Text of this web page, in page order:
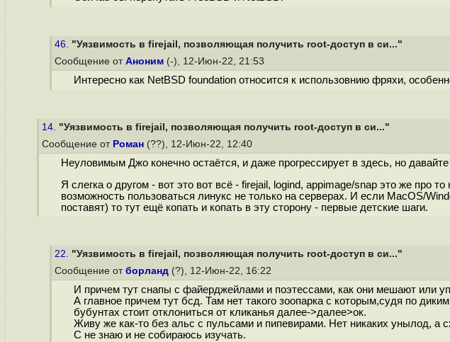
46. "Уязвимость в firejail, позволяющая получить root-доступ в си..."
Сообщение от Аноним (-), 12-Июн-22, 21:53
Интересно как NetBSD foundation относится к использовнию фряхи,
14. "Уязвимость в firejail, позволяющая получить root-доступ в си..."
Сообщение от Роман (??), 12-Июн-22, 12:40
Неуловимым Джо конечно остаётся, и даже прогрессирует в здесь, но
Я слегка о другом - вот это вот всё - firejail, logind, appimage/snap это же про
возможность пользоваться линукс не только на серверах. И если MacOS/
поставят) то тут ещё копать и копать в эту сторону - первые детские шаги.
22. "Уязвимость в firejail, позволяющая получить root-доступ в си..."
Сообщение от борланд (?), 12-Июн-22, 16:22
И причем тут снапы с файерджейлами и поэтессами, как они мешают или
А главное причем тут бсд. Там нет такого зоопарка с которым,судя по
бубунтах стоит отклониться от кликанья далее->далее>ок.
Живу же как-то без альс с пульсами и пипевирами. Нет никаких унылод, а
C не знаю и не собираюсь изучать.